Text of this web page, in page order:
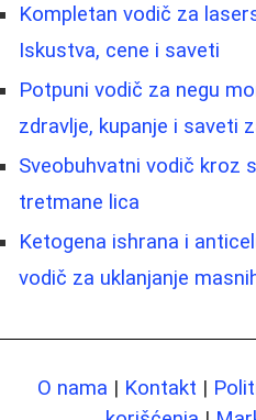
Kompletan vodič za
Iskustva, cene i saveti
Potpuni vodič za negu
zdravlje, kupanje i saveti
Sveobuhvatni vodič kroz
tretmane lica
Ketogena ishrana i
vodič za uklanjanje
O nama | Kontakt |